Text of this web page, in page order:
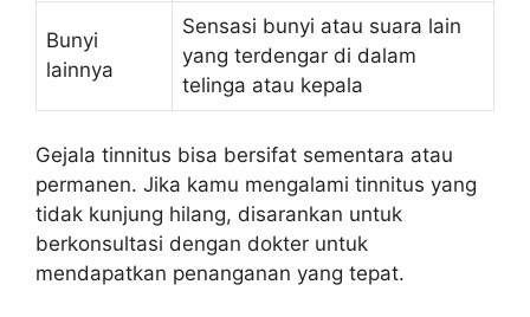
Bunyi
lainnya
Sensasi bunyi atau suara lain
yang terdengar di dalam
telinga atau kepala
Gejala tinnitus bisa bersifat sementara atau
permanen. Jika kamu mengalami tinnitus yang
tidak kunjung hilang, disarankan untuk
berkonsultasi dengan dokter untuk
mendapatkan penanganan yang tepat.